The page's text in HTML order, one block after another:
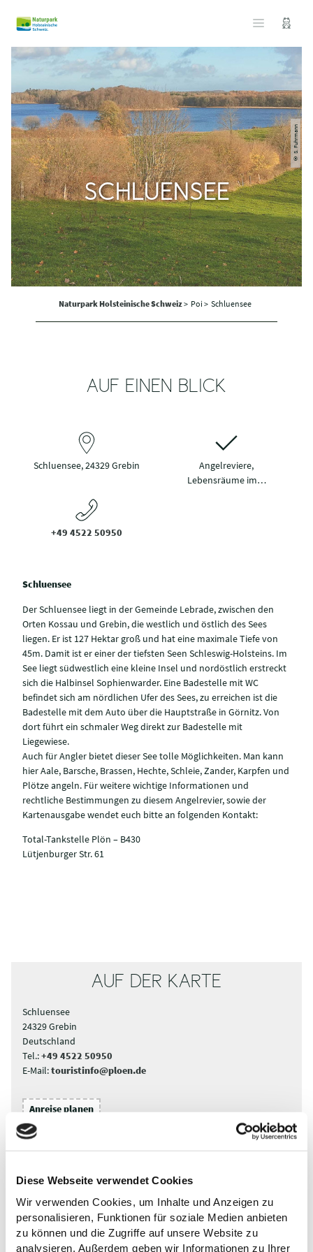
Diese Webseite verwendet Cookies
Wir verwenden Cookies, um Inhalte und Anzeigen zu
personalisieren, Funktionen für soziale Medien anbieten
zu können und die Zugriffe auf unsere Website zu
analysieren. Außerdem geben wir Informationen zu Ihrer
© S. Fuhrmann
SCHLUENSEE
Naturpark Holsteinische Schweiz> Poi > Schluensee
AUF EINEN BLICK
Schluensee, 24329 Grebin
Angelreviere,
Lebensräume im…
+49 4522 50950
Schluensee
Der Schluensee liegt in der Gemeinde Lebrade, zwischen den
Orten Kossau und Grebin, die westlich und östlich des Sees
liegen. Er ist 127 Hektar groß und hat eine maximale Tiefe von
45m. Damit ist er einer der tiefsten Seen Schleswig-Holsteins. Im
See liegt südwestlich eine kleine Insel und nordöstlich erstreckt
sich die Halbinsel Sophienwarder. Eine Badestelle mit WC
befindet sich am nördlichen Ufer des Sees, zu erreichen ist die
Badestelle mit dem Auto über die Hauptstraße in Görnitz. Von
dort führt ein schmaler Weg direkt zur Badestelle mit
Liegewiese.
Auch für Angler bietet dieser See tolle Möglichkeiten. Man kann
hier Aale, Barsche, Brassen, Hechte, Schleie, Zander, Karpfen und
Plötze angeln. Für weitere wichtige Informationen und
rechtliche Bestimmungen zu diesem Angelrevier, sowie der
Kartenausgabe wendet euch bitte an folgenden Kontakt:
Total-Tankstelle Plön – B430
Lütjenburger Str. 61
AUF DER KARTE
Schluensee
24329 Grebin
Deutschland
Tel.:+49 4522 50950
E-Mail:touristinfo@ploen.de
Anreise planen